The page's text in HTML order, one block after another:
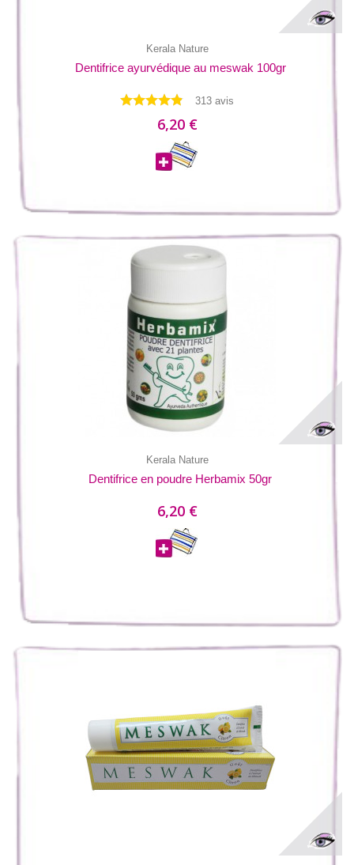
Kerala Nature
Dentifrice ayurvédique au meswak 100gr
313 avis
6,20 €
Kerala Nature
Dentifrice en poudre Herbamix 50gr
6,20 €